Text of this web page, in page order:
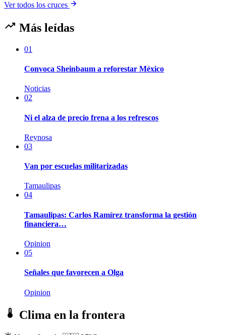
Ver todos los cruces
Más leídas
01
Convoca Sheinbaum a reforestar México
Noticias
02
Ni el alza de precio frena a los refrescos
Reynosa
03
Van por escuelas militarizadas
Tamaulipas
04
Tamaulipas: Carlos Ramírez transforma la gestión
financiera…
Opinion
05
Señales que favorecen a Olga
Opinion
Clima en la frontera